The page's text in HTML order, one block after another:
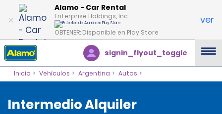
Alamo - Car Rental
Enterprise Holdings, Inc.
OBTENER: Disponible en Play Store
ver
signin_flyout_toggle
Inicio Vehículos Argentina Autos
Intermedio Alquiler